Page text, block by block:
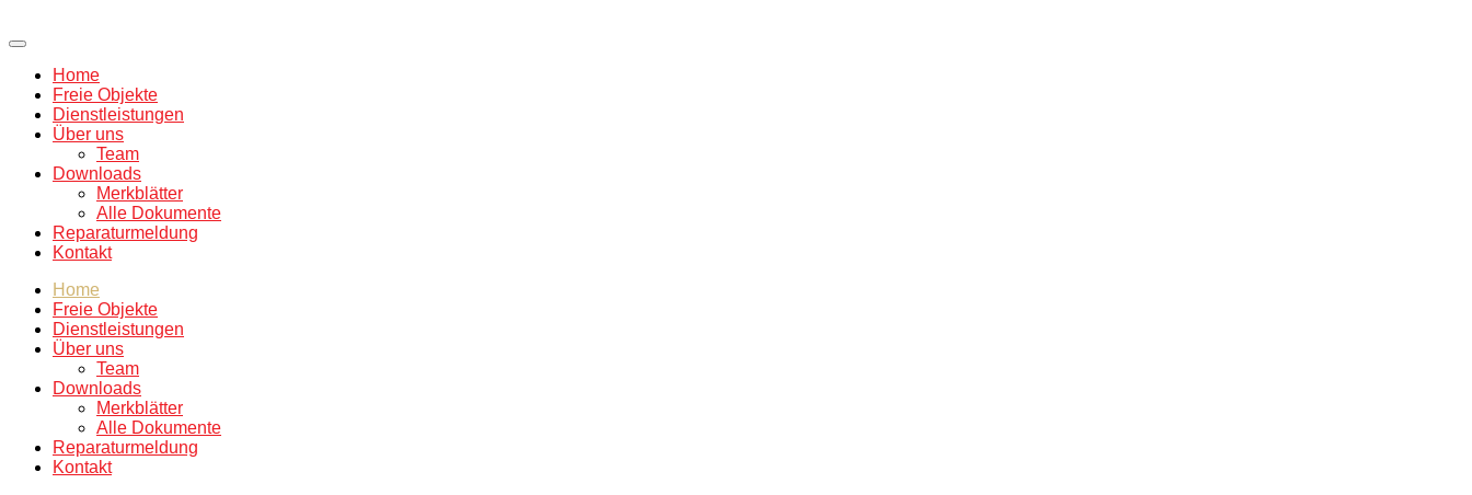
Home
Freie Objekte
Dienstleistungen
Über uns
Team
Downloads
Merkblätter
Alle Dokumente
Reparaturmeldung
Kontakt
Home
Freie Objekte
Dienstleistungen
Über uns
Team
Downloads
Merkblätter
Alle Dokumente
Reparaturmeldung
Kontakt